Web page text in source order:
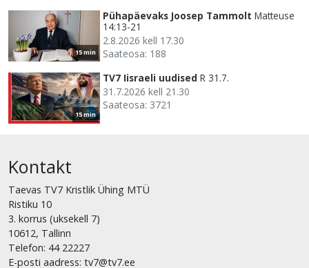
15 min
Pühapäevaks Joosep Tammolt Matteuse
14:13-21
2.8.2026 kell 17.30
Saateosa: 188
15 min
TV7 Iisraeli uudised R 31.7.
31.7.2026 kell 21.30
Saateosa: 3721
Kontakt
Taevas TV7 Kristlik Ühing MTÜ
Ristiku 10
3. korrus (uksekell 7)
10612, Tallinn
Telefon: 44 22227
E-posti aadress: tv7@tv7.ee